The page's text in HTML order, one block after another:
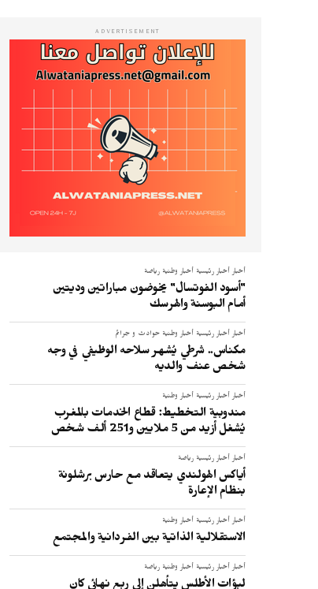
ADVERTISEMENT
أخبار أخبار رئيسية أخبار وطنية رياضة
"أسود الفوتسال" يخوضون مباراتين وديتين
أمام البوسنة والهرسك
أخبار أخبار رئيسية أخبار وطنية حوادث و جرائم
مكناس.. شرطي يُشهر سلاحه الوظيفي في وجه
شخص عنف والديه
أخبار أخبار رئيسية أخبار وطنية
مندوبية التخطيط: قطاع الخدمات بالمغرب
يُشغل أزيد من 5 ملايين و251 ألف شخص
أخبار أخبار رئيسية رياضة
أياكس الهولندي يتعاقد مع حارس برشلونة
بنظام الإعارة
أخبار أخبار رئيسية أخبار وطنية
الاستقلالية الذاتية بين الفردانية والمجتمع
أخبار أخبار رئيسية أخبار وطنية رياضة
لبؤات الأطلس يتأهلن إلى ربع نهائي كان